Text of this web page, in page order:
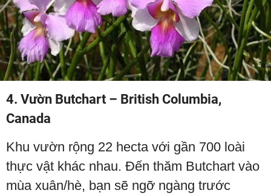
4. Vườn Butchart – British Columbia,
Canada
Khu vườn rộng 22 hecta với gần 700 loài
thực vật khác nhau. Đến thăm Butchart vào
mùa xuân/hè, bạn sẽ ngỡ ngàng trước